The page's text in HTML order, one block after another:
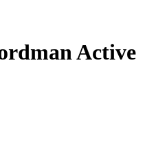
Active